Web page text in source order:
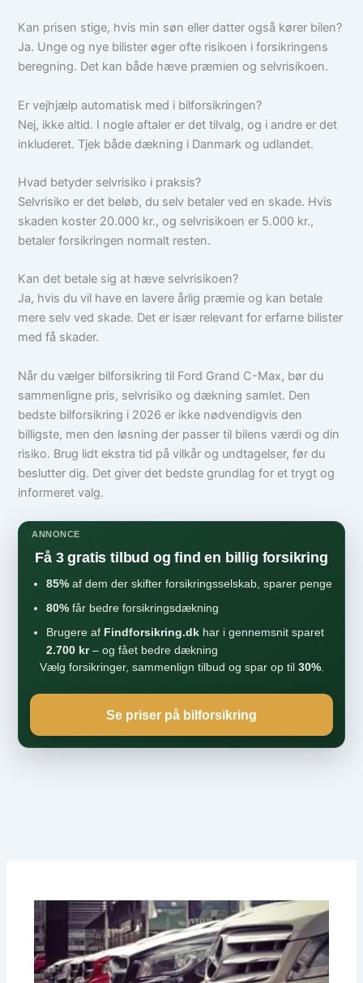
Kan prisen stige, hvis min søn eller datter også kører bilen?
Ja. Unge og nye bilister øger ofte risikoen i forsikringens
beregning. Det kan både hæve præmien og selvrisikoen.
Er vejhjælp automatisk med i bilforsikringen?
Nej, ikke altid. I nogle aftaler er det tilvalg, og i andre er det
inkluderet. Tjek både dækning i Danmark og udlandet.
Hvad betyder selvrisiko i praksis?
Selvrisiko er det beløb, du selv betaler ved en skade. Hvis
skaden koster 20.000 kr., og selvrisikoen er 5.000 kr.,
betaler forsikringen normalt resten.
Kan det betale sig at hæve selvrisikoen?
Ja, hvis du vil have en lavere årlig præmie og kan betale
mere selv ved skade. Det er især relevant for erfarne bilister
med få skader.
Når du vælger bilforsikring til Ford Grand C-Max, bør du
sammenligne pris, selvrisiko og dækning samlet. Den
bedste bilforsikring i 2026 er ikke nødvendigvis den
billigste, men den løsning der passer til bilens værdi og din
risiko. Brug lidt ekstra tid på vilkår og undtagelser, før du
beslutter dig. Det giver det bedste grundlag for et trygt og
informeret valg.
ANNONCE
Få 3 gratis tilbud og find en billig forsikring
85% af dem der skifter forsikringsselskab, sparer penge
80% får bedre forsikringsdækning
Brugere af Findforsikring.dk har i gennemsnit sparet
2.700 kr– og fået bedre dækning
Vælg forsikringer, sammenlign tilbud og spar op til 30%.
Se priser på bilforsikring